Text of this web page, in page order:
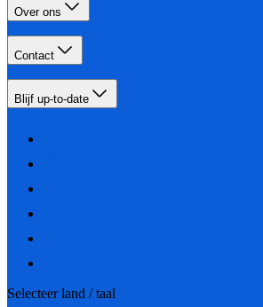
Over ons
Contact
Blijf up-to-date
Selecteer land / taal